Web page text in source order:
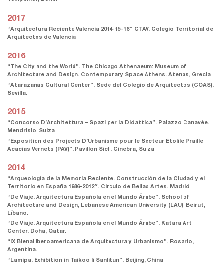
2017
“Arquitectura Reciente Valencia 2014-15-16″ CTAV. Colegio Territorial de
Arquitectos de Valencia
2016
“The City and the World”. The Chicago Athenaeum: Museum of
Architecture and Design. Contemporary Space Athens. Atenas, Grecia
“Atarazanas Cultural Center”. Sede del Colegio de Arquitectos (COAS).
Sevilla.
2015
“Concorso D’Architettura – Spazi per la Didattica”. Palazzo Canavée.
Mendrisio, Suiza
“Exposition des Projects D’Urbanisme pour le Secteur Etolile Praille
Acacias Vernets (PAV)”. Pavillon Sicli. Ginebra, Suiza
2014
“Arqueología de la Memoria Reciente. Construcción de la Ciudad y el
Territorio en España 1986-2012″. Círculo de Bellas Artes. Madrid
“De Viaje. Arquitectura Española en el Mundo Árabe”. School of
Architecture and Design, Lebanese American University (LAU). Beirut,
Líbano.
“De Viaje. Arquitectura Española en el Mundo Árabe”. Katara Art
Center. Doha, Qatar.
“IX Bienal Iberoamericana de Arquitectura y Urbanismo”. Rosario,
Argentina.
“Lamipa. Exhibition in Taikoo li Sanlitun”. Beijing, China